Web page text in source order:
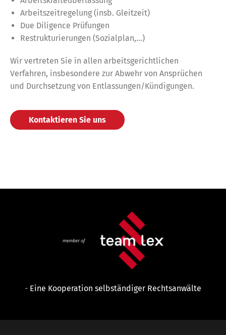
Arbeitszeitregelung (insb. Gleitzeit)
Due Diligence Prüfungen
Restrukturierungen (Sozialplan,…)
Wir vertreten Sie in allen arbeitsgerichtlichen
Verfahren, insbesondere zur Abwehr von Ansprüchen
und Durchsetzung von Entlassungen/Kündigungen.
Kontaktieren Sie uns
- Eine Kooperation selbständiger Rechtsanwälte